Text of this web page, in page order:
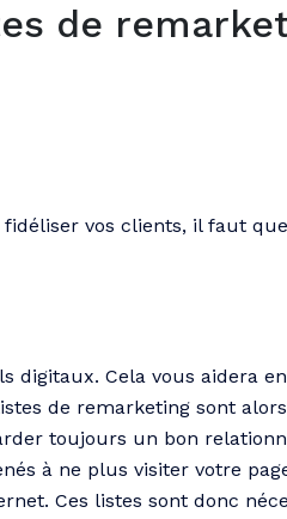
de
fidéliser vos clients, il faut
digitaux. Cela vous aidera
de remarketing sont
toujours un bon
à ne plus visiter votre
Ces listes sont donc